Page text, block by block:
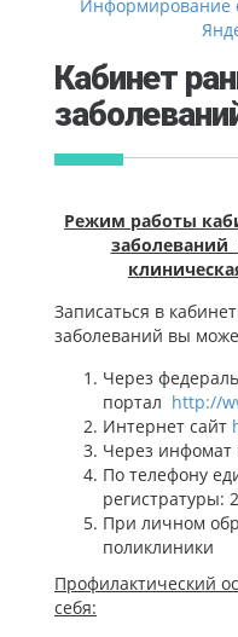
Информирование
Кабинет
Режим работы
заболеваний
Записаться в
заболеваний вы
Через
портал http://
Интернет сайт
Через инфомат
По телефону
регистратуры:
При личном
поликлиники
Профилактический
себя: